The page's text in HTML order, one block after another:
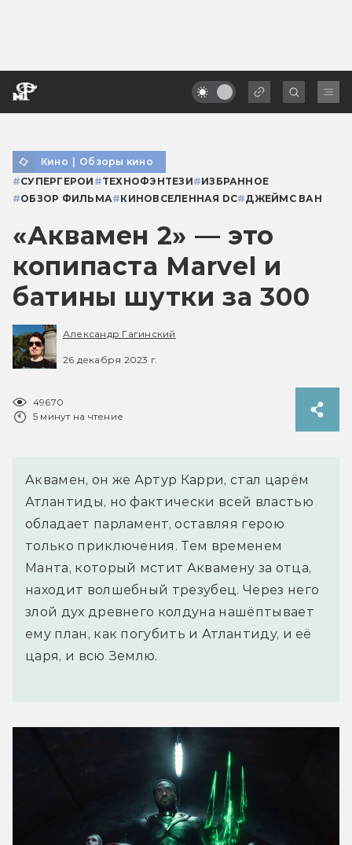
Кино | Обзоры кино
#СУПЕРГЕРОИ #ТЕХНОФЭНТЕЗИ#ИЗБРАННОЕ
#ОБЗОР ФИЛЬМА#КИНОВСЕЛЕННАЯ DC#ДЖЕЙМС ВАН
«Аквамен 2» — это
копипаста Marvel и
батины шутки за 300
Александр Гагинский
26 декабря 2023 г.
49670
5 минут на чтение
Аквамен, он же Артур Карри, стал царём
Атлантиды, но фактически всей властью
обладает парламент, оставляя герою
только приключения. Тем временем
Манта, который мстит Аквамену за отца,
находит волшебный трезубец. Через него
злой дух древнего колдуна нашёптывает
ему план, как погубить и Атлантиду, и её
царя, и всю Землю.